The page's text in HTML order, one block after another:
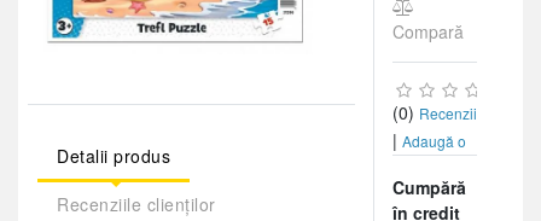
Detalii produs
Recenziile clienților
Compară
(0) Recenzii
| Adaugă o
Cumpără
în credit